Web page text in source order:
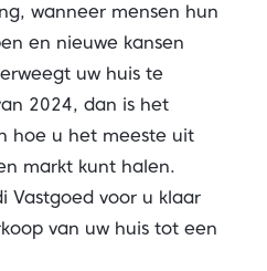
wanneer mensen hun
en nieuwe kansen
uw huis te
2024, dan is het
hoe u het meeste uit
markt kunt halen.
Vastgoed voor u klaar
van uw huis tot een